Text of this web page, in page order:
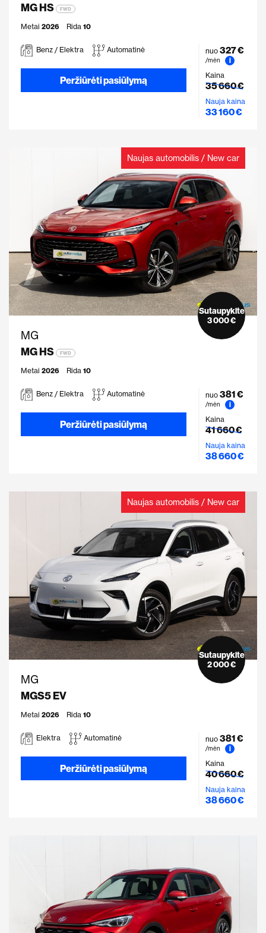
MG HS FWD
Metai 2026 Rida 10
Benz / Elektra Automatinė
Peržiūrėti pasiūlymą
nuo 327 €
/mėn
i
Kaina
35 660 €
Nauja kaina
33 160 €
Naujas automobilis / New car
MG
MG HS
FWD
Metai 2026 Rida 10
Sutaupykite
3 000 €
Benz / Elektra Automatinė
Peržiūrėti pasiūlymą
nuo 381 €
/mėn
i
Kaina
41 660 €
Nauja kaina
38 660 €
Naujas automobilis / New car
MG
MGS5 EV
Metai 2026 Rida 10
Sutaupykite
2 000 €
Elektra Automatinė
Peržiūrėti pasiūlymą
nuo 381 €
/mėn
i
Kaina
40 660 €
Nauja kaina
38 660 €